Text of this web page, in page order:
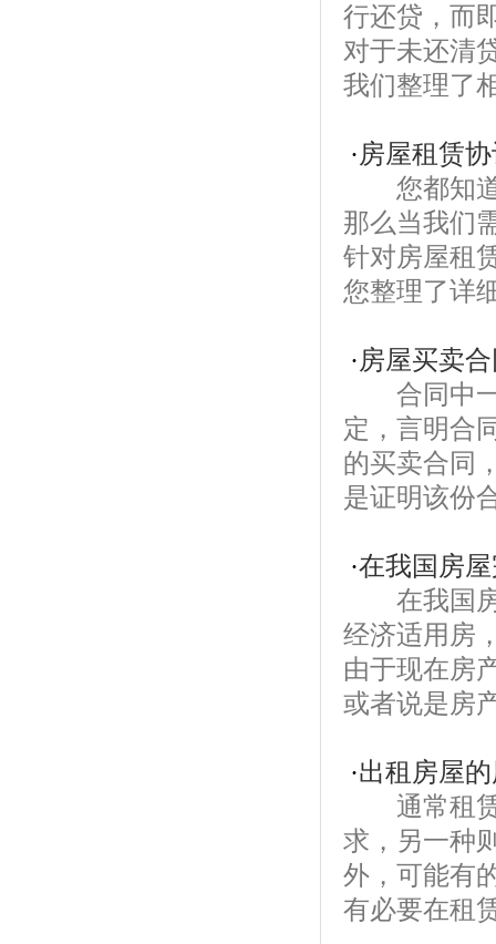
行还贷，而
对于未还清
我们整理了
·房屋租赁
您都知道
那么当我们
针对房屋租
您整理了详
·房屋买卖
合同中一
定，言明合
的买卖合同
是证明该份
·在我国房
在我国房
经济适用房
由于现在房
或者说是房
·出租房屋
通常租赁
求，另一种
外，可能有
有必要在租